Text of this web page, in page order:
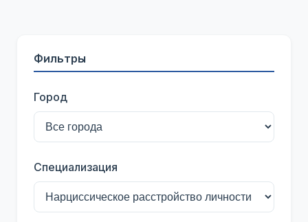
Фильтры
Город
Специализация